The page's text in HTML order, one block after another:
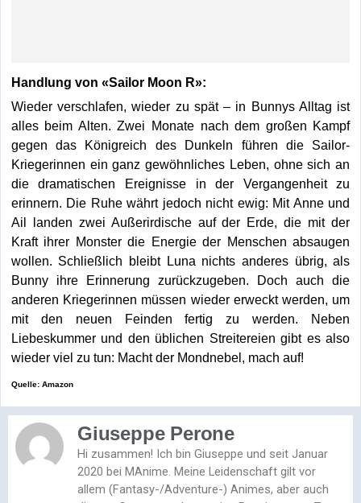
Handlung von «Sailor Moon R»:
Wieder verschlafen, wieder zu spät – in Bunnys Alltag ist
alles beim Alten. Zwei Monate nach dem großen Kampf
gegen das Königreich des Dunkeln führen die Sailor-
Kriegerinnen ein ganz gewöhnliches Leben, ohne sich an
die dramatischen Ereignisse in der Vergangenheit zu
erinnern. Die Ruhe währt jedoch nicht ewig: Mit Anne und
Ail landen zwei Außerirdische auf der Erde, die mit der
Kraft ihrer Monster die Energie der Menschen absaugen
wollen. Schließlich bleibt Luna nichts anderes übrig, als
Bunny ihre Erinnerung zurückzugeben. Doch auch die
anderen Kriegerinnen müssen wieder erweckt werden, um
mit den neuen Feinden fertig zu werden. Neben
Liebeskummer und den üblichen Streitereien gibt es also
wieder viel zu tun: Macht der Mondnebel, mach auf!
Quelle: Amazon
Giuseppe Perone
Hi zusammen! Ich bin Giuseppe und seit Januar
2020 bei MAnime. Meine Leidenschaft gilt vor
allem (Fantasy-/Adventure-) Animes, aber auch